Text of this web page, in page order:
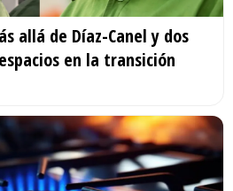
allá de Díaz-Canel y dos
en la transición